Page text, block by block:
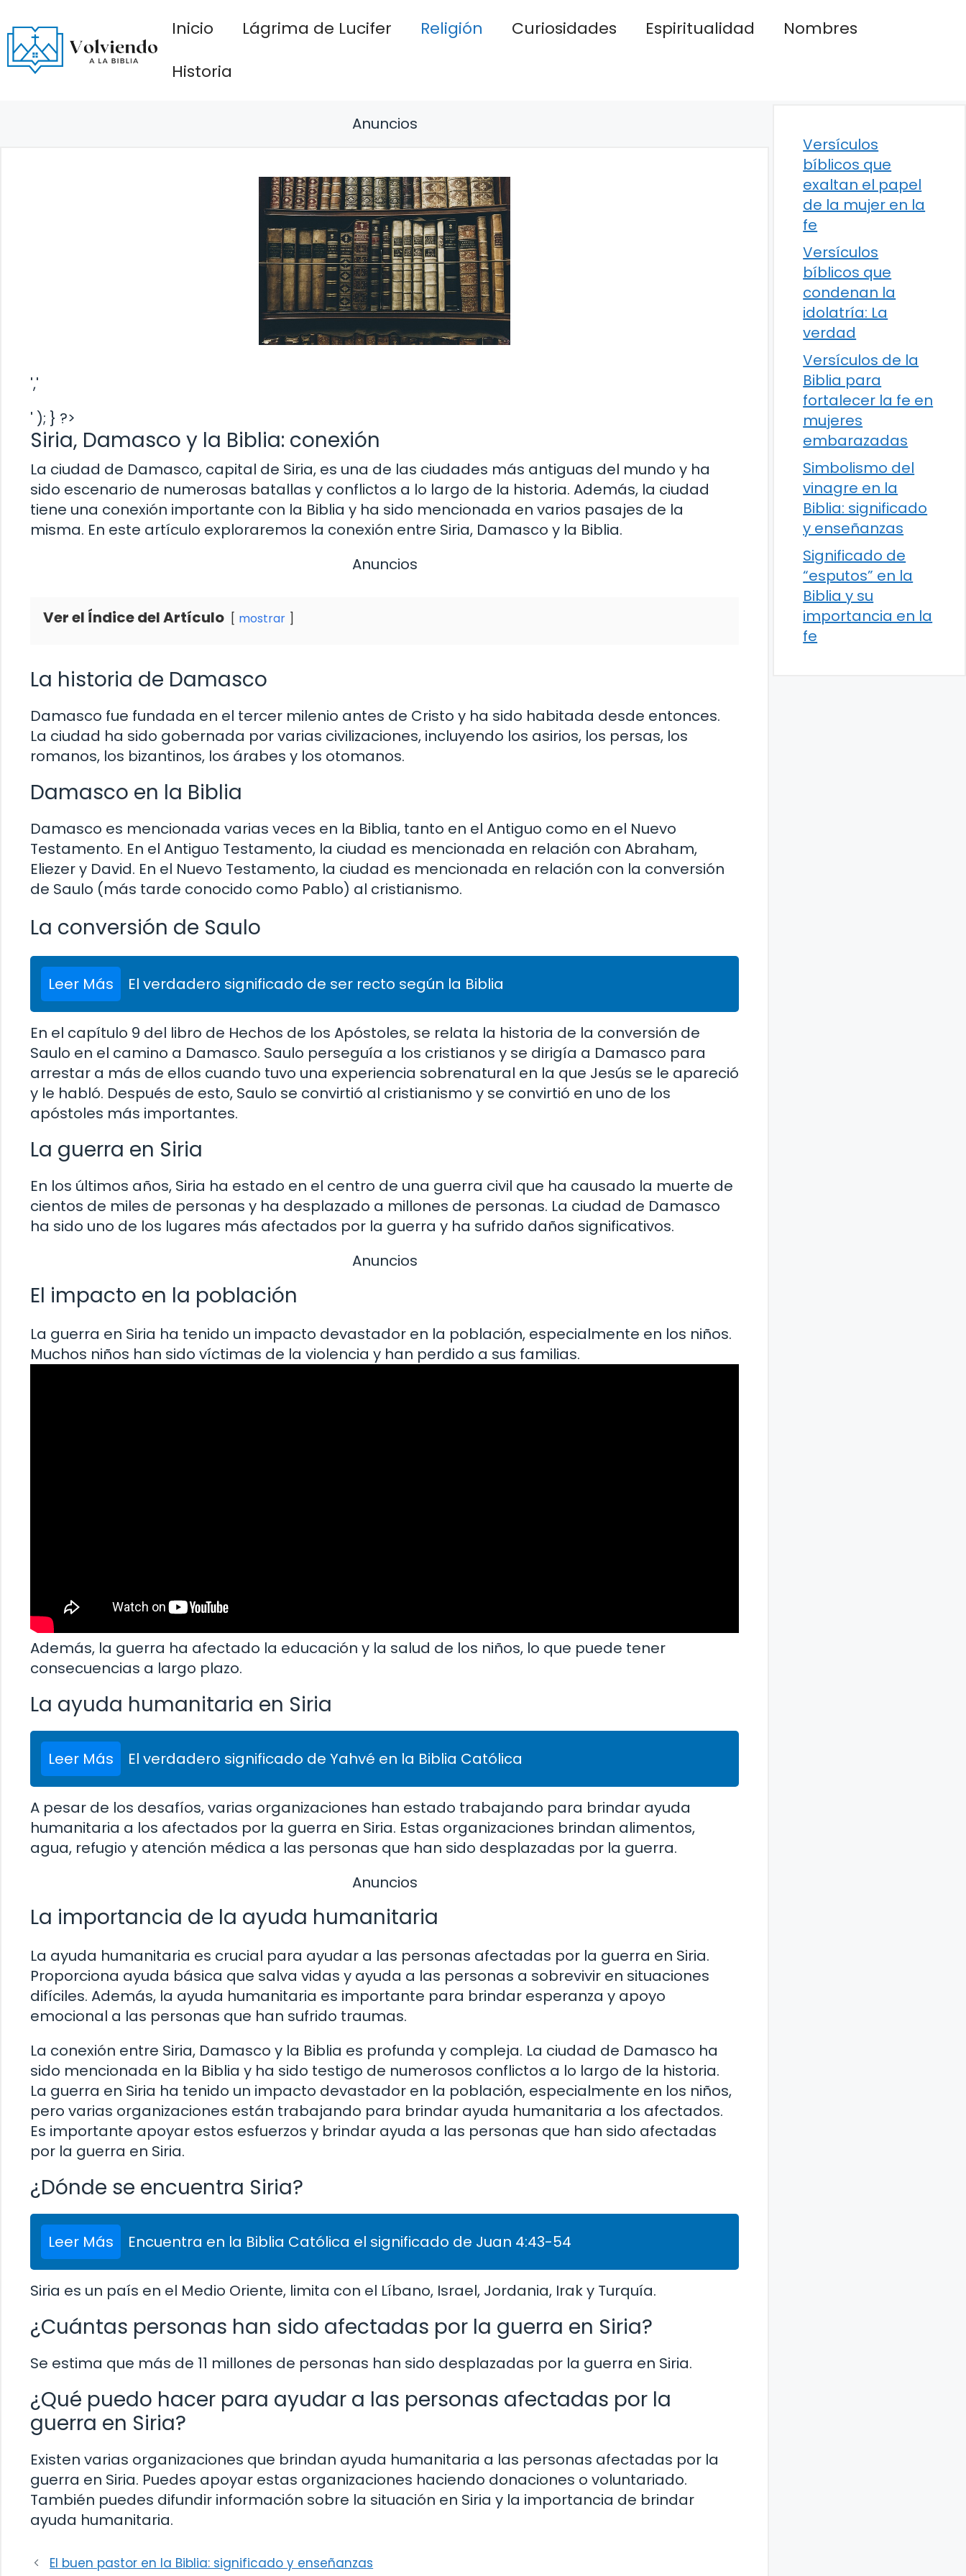
al
contenido
Inicio Lágrima de Lucifer Religión Curiosidades Espiritualidad
Nombres
Historia
Anuncios
','
' ); } ?>
Siria, Damasco y la Biblia: conexión
La ciudad de Damasco, capital de Siria, es una de las ciudades más antiguas del mundo y ha
sido escenario de numerosas batallas y conflictos a lo largo de la historia. Además, la ciudad
tiene una conexión importante con la Biblia y ha sido mencionada en varios pasajes de la
misma. En este artículo exploraremos la conexión entre Siria, Damasco y la Biblia.
Anuncios
Ver el Índice del Artículo mostrar
La historia de Damasco
Damasco fue fundada en el tercer milenio antes de Cristo y ha sido habitada desde entonces.
La ciudad ha sido gobernada por varias civilizaciones, incluyendo los asirios, los persas, los
romanos, los bizantinos, los árabes y los otomanos.
Damasco en la Biblia
Damasco es mencionada varias veces en la Biblia, tanto en el Antiguo como en el Nuevo
Testamento. En el Antiguo Testamento, la ciudad es mencionada en relación con Abraham,
Eliezer y David. En el Nuevo Testamento, la ciudad es mencionada en relación con la conversión
de Saulo (más tarde conocido como Pablo) al cristianismo.
La conversión de Saulo
Leer Más El verdadero significado de ser recto según la Biblia
En el capítulo 9 del libro de Hechos de los Apóstoles, se relata la historia de la conversión de
Saulo en el camino a Damasco. Saulo perseguía a los cristianos y se dirigía a Damasco para
arrestar a más de ellos cuando tuvo una experiencia sobrenatural en la que Jesús se le apareció
y le habló. Después de esto, Saulo se convirtió al cristianismo y se convirtió en uno de los
apóstoles más importantes.
La guerra en Siria
En los últimos años, Siria ha estado en el centro de una guerra civil que ha causado la muerte de
cientos de miles de personas y ha desplazado a millones de personas. La ciudad de Damasco
ha sido uno de los lugares más afectados por la guerra y ha sufrido daños significativos.
Anuncios
El impacto en la población
La guerra en Siria ha tenido un impacto devastador en la población, especialmente en los niños.
Muchos niños han sido víctimas de la violencia y han perdido a sus familias.
Además, la guerra ha afectado la educación y la salud de los niños, lo que puede tener
consecuencias a largo plazo.
La ayuda humanitaria en Siria
Leer Más El verdadero significado de Yahvé en la Biblia Católica
A pesar de los desafíos, varias organizaciones han estado trabajando para brindar ayuda
humanitaria a los afectados por la guerra en Siria. Estas organizaciones brindan alimentos,
agua, refugio y atención médica a las personas que han sido desplazadas por la guerra.
Anuncios
La importancia de la ayuda humanitaria
La ayuda humanitaria es crucial para ayudar a las personas afectadas por la guerra en Siria.
Proporciona ayuda básica que salva vidas y ayuda a las personas a sobrevivir en situaciones
difíciles. Además, la ayuda humanitaria es importante para brindar esperanza y apoyo
emocional a las personas que han sufrido traumas.
La conexión entre Siria, Damasco y la Biblia es profunda y compleja. La ciudad de Damasco ha
sido mencionada en la Biblia y ha sido testigo de numerosos conflictos a lo largo de la historia.
La guerra en Siria ha tenido un impacto devastador en la población, especialmente en los niños,
pero varias organizaciones están trabajando para brindar ayuda humanitaria a los afectados.
Es importante apoyar estos esfuerzos y brindar ayuda a las personas que han sido afectadas
por la guerra en Siria.
¿Dónde se encuentra Siria?
Leer Más Encuentra en la Biblia Católica el significado de Juan 4:43-54
Siria es un país en el Medio Oriente, limita con el Líbano, Israel, Jordania, Irak y Turquía.
¿Cuántas personas han sido afectadas por la guerra en Siria?
Se estima que más de 11 millones de personas han sido desplazadas por la guerra en Siria.
¿Qué puedo hacer para ayudar a las personas afectadas por la
guerra en Siria?
Existen varias organizaciones que brindan ayuda humanitaria a las personas afectadas por la
guerra en Siria. Puedes apoyar estas organizaciones haciendo donaciones o voluntariado.
También puedes difundir información sobre la situación en Siria y la importancia de brindar
ayuda humanitaria.
El buen pastor en la Biblia: significado y enseñanzas
Versículos
bíblicos que
exaltan el papel
de la mujer en la
fe
Versículos
bíblicos que
condenan la
idolatría: La
verdad
Versículos de la
Biblia para
fortalecer la fe en
mujeres
embarazadas
Simbolismo del
vinagre en la
Biblia: significado
y enseñanzas
Significado de
“esputos” en la
Biblia y su
importancia en la
fe